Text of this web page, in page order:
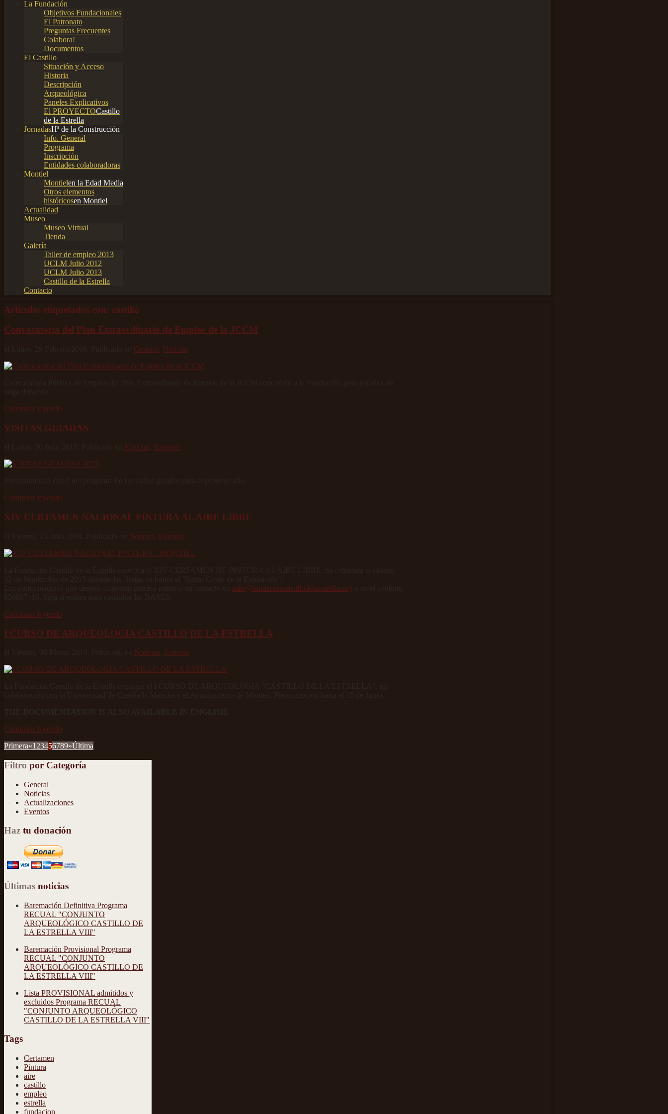
La Fundación
Objetivos Fundacionales
El Patronato
Preguntas Frecuentes
Colabora!
Documentos
El Castillo
Situación y Acceso
Historia
Descripción
Arqueológica
Paneles Explicativos
El PROYECTOCastillo
de la Estrella
JornadasHª de la Construcción
Info. General
Programa
Inscripción
Entidades colaboradoras
Montiel
Montielen la Edad Media
Otros elementos
históricosen Montiel
Actualidad
Museo
Museo Virtual
Tienda
Galería
Taller de empleo 2013
UCLM Julio 2012
UCLM Julio 2013
Castillo de la Estrella
Contacto
Artículos etiquetados con: castillo
Convocatoria del Plan Extraordinario de Empleo de la JCCM
General Noticias
Continuar leyendo
VISITAS GUIADAS
Noticias Eventos
Continuar leyendo
XIV CERTAMEN NACIONAL PINTURA AL AIRE LIBRE
Noticias Eventos
info@fundacioncastillodelaestrella.org
Continuar leyendo
I CURSO DE ARQUEOLOGIA CASTILLO DE LA ESTRELLA
Noticias Eventos
Continuar leyendo
Primera«1 23456789»Última
Filtro por Categoría
General
Noticias
Actualizaciones
Eventos
Haz tu donación
Últimas noticias
Baremación Definitiva Programa
RECUAL "CONJUNTO
ARQUEOLÓGICO CASTILLO DE
LA ESTRELLA VIII"
Baremación Provisional Programa
RECUAL "CONJUNTO
ARQUEOLÓGICO CASTILLO DE
LA ESTRELLA VIII"
Lista PROVISIONAL admitidos y
excluidos Programa RECUAL
"CONJUNTO ARQUEOLÓGICO
CASTILLO DE LA ESTRELLA VIII"
Tags
Certamen
Pintura
aire
castillo
empleo
estrella
fundacion